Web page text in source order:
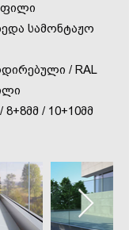
სამონტაჟო
/ RAL
8+8მმ / 10+10მმ